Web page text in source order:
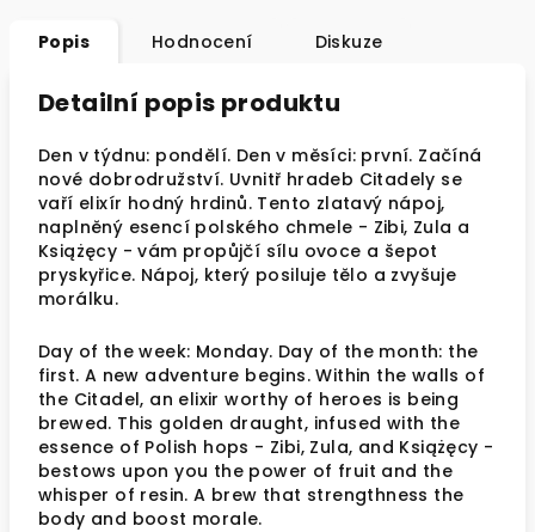
Popis Hodnocení Diskuze
Detailní popis produktu
Den v týdnu: pondělí. Den v měsíci: první. Začíná
nové dobrodružství. Uvnitř hradeb Citadely se
vaří elixír hodný hrdinů. Tento zlatavý nápoj,
naplněný esencí polského chmele - Zibi, Zula a
Książęcy - vám propůjčí sílu ovoce a šepot
pryskyřice. Nápoj, který posiluje tělo a zvyšuje
morálku.
Day of the week: Monday. Day of the month: the
first. A new adventure begins. Within the walls of
the Citadel, an elixir worthy of heroes is being
brewed. This golden draught, infused with the
essence of Polish hops - Zibi, Zula, and Książęcy -
bestows upon you the power of fruit and the
whisper of resin. A brew that strengthness the
body and boost morale.